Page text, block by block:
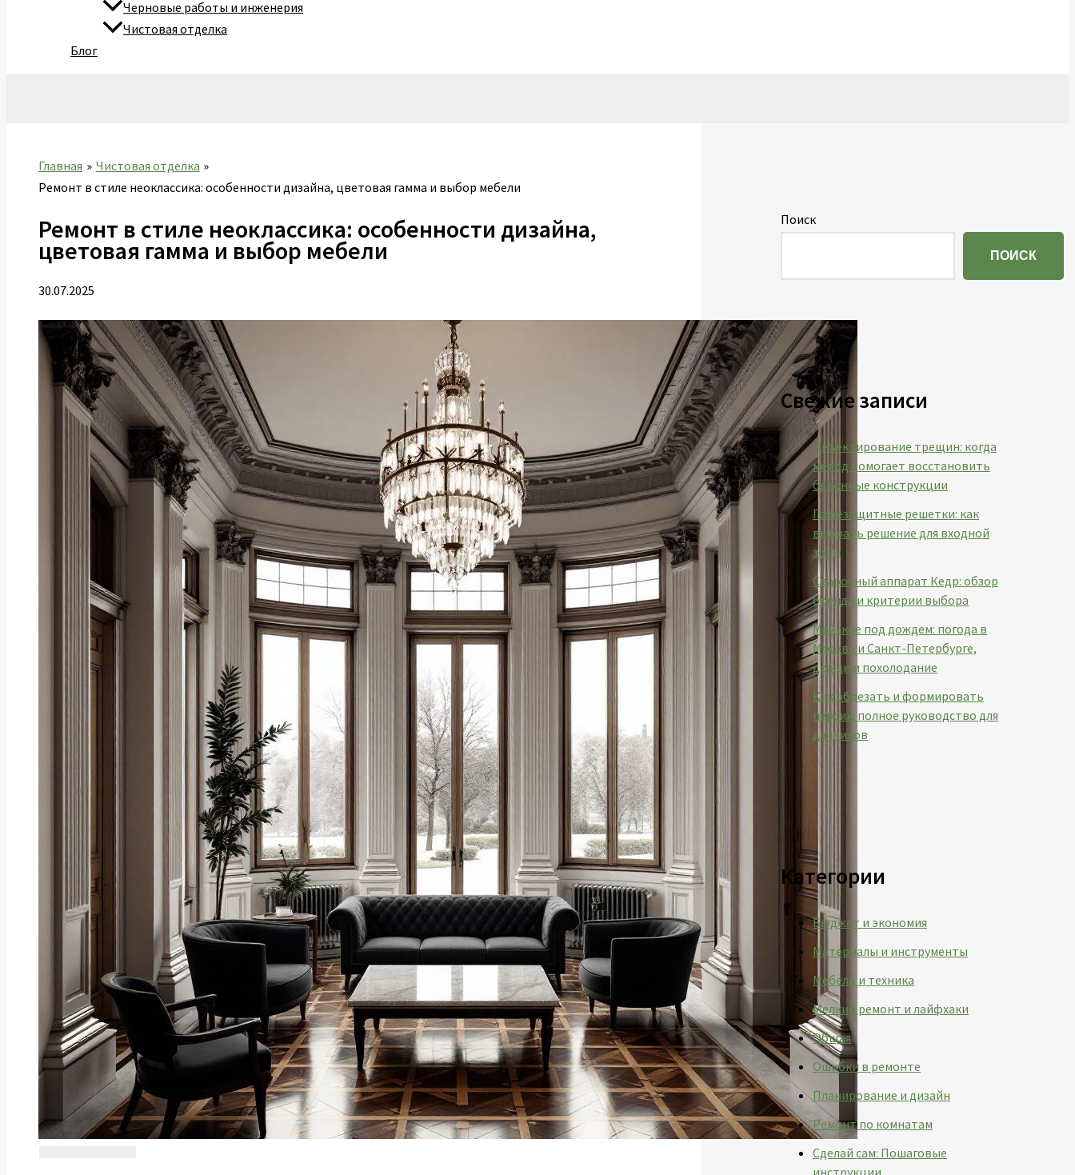
Черновые работы и инженерия
Чистовая отделка
Блог
Главная
Чистовая отделка
Ремонт в стиле неоклассика: особенности дизайна, цветовая гамма и выбор мебели
Ремонт в стиле неоклассика: особенности дизайна,
цветовая гамма и выбор мебели
30.07.2025
Поиск
ПОИСК
Свежие записи
Инъектирование трещин: когда
метод помогает восстановить
бетонные конструкции
Грязезащитные решетки: как
выбрать решение для входной
зоны
Сварочный аппарат Кедр: обзор
бренда и критерии выбора
Майские под дождем: погода в
Москве и Санкт-Петербурге,
дожди и похолодание
Как обрезать и формировать
персик: полное руководство для
дачников
Категории
Бюджет и экономия
Материалы и инструменты
Мебель и техника
Мелкий ремонт и лайфхаки
Общая
Ошибки в ремонте
Планирование и дизайн
Ремонт по комнатам
Сделай сам: Пошаговые